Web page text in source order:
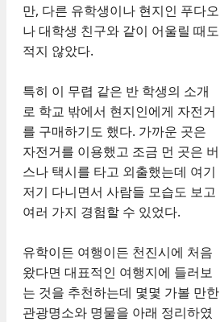
만, 다른 유학생이나 현지인 푸다오
나 대학생 친구와 같이 어울릴 때도
적지 않았다.
특히 이 무렵 같은 반 학생의 소개
로 학교 밖에서 현지인에게 자전거
를 구매하기도 했다. 가까운 곳은
자전거를 이용했고 조금 먼 곳은 버
스나 택시를 타고 외출했는데 여기
저기 다니면서 사람들 모습도 보고
여러 가지 경험할 수 있었다.
유학이든 여행이든 천진시에 처음
왔다면 대표적인 여행지에 들러보
는 것을 추천하는데 몇몇 가볼 만한
관광명소와 명물을 아래 정리하였